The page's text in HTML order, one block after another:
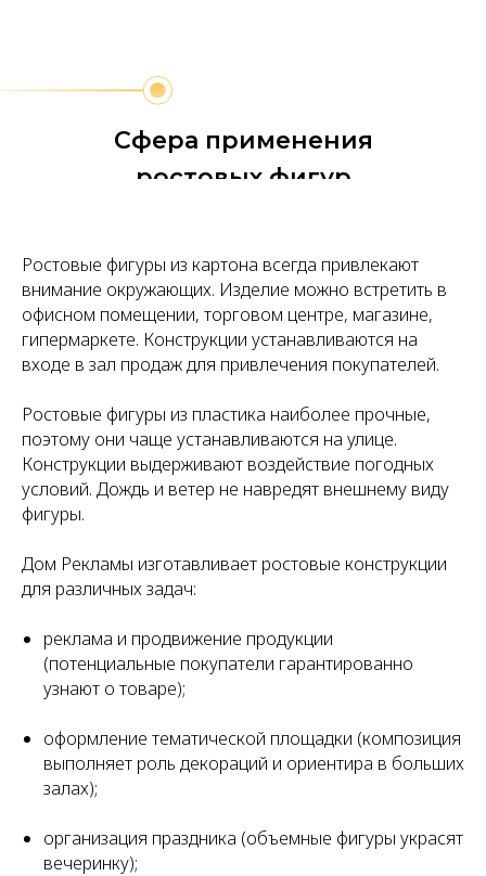
Сфера применения
ростовых фигур
Ростовые фигуры из картона всегда привлекают
внимание окружающих. Изделие можно встретить в
офисном помещении, торговом центре, магазине,
гипермаркете. Конструкции устанавливаются на
входе в зал продаж для привлечения покупателей.
Ростовые фигуры из пластика наиболее прочные,
поэтому они чаще устанавливаются на улице.
Конструкции выдерживают воздействие погодных
условий. Дождь и ветер не навредят внешнему виду
фигуры.
Дом Рекламы изготавливает ростовые конструкции
для различных задач:
реклама и продвижение продукции
(потенциальные покупатели гарантированно
узнают о товаре);
оформление тематической площадки (композиция
выполняет роль декораций и ориентира в больших
залах);
организация праздника (объемные фигуры украсят
вечеринку);